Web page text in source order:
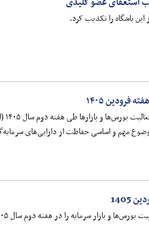
باشگاه را تکذیب کرد.
فرودین ۱۴۰۵
مهم و اساسی حفاظت از دارایی‌های